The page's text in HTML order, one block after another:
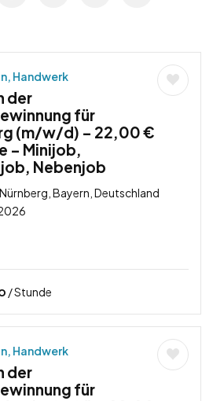
Handwerk
der
für
(m/w/d) – 22,00 €
– Minijob,
Nebenjob
Bayern, Deutschland
/ Stunde
Handwerk
der
für